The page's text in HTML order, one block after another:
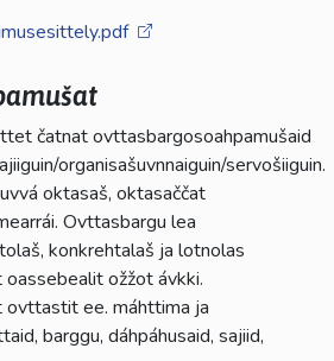
čatnat ovttasbargosoahpamušaid
organisašuvnnaiguin/servošiiguin.
oktasaš, oktasaččat
Ovttasbargu lea
konkrehtalaš ja lotnolas
ožžot ávkki.
ee. máhttima ja
barggu, dáhpáhusaid, sajiid,